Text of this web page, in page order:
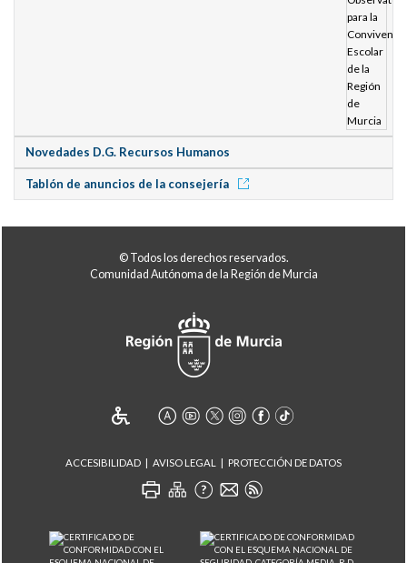
Novedades D.G. Recursos Humanos
Tablón de anuncios de la consejería
© Todos los derechos reservados.
Comunidad Autónoma de la Región de Murcia
ACCESIBILIDAD AVISO LEGAL PROTECCIÓN DE DATOS